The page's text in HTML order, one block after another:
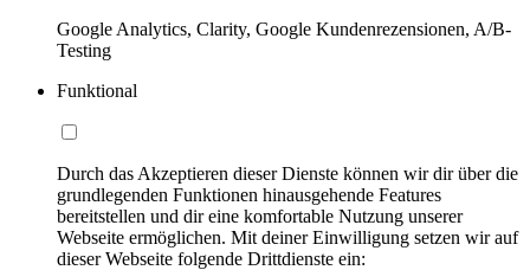
Google Analytics, Clarity, Google Kundenrezensionen, A/B-
Testing
Funktional
Durch das Akzeptieren dieser Dienste können wir dir über die
grundlegenden Funktionen hinausgehende Features
bereitstellen und dir eine komfortable Nutzung unserer
Webseite ermöglichen. Mit deiner Einwilligung setzen wir auf
dieser Webseite folgende Drittdienste ein: